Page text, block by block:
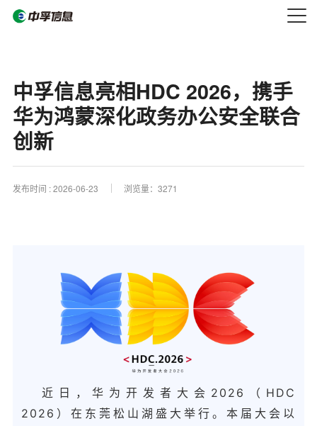
中孚信息亮相HDC 2026，携手
华为鸿蒙深化政务办公安全联合
创新
发布时间 :2026-06-23 浏览量：3271
近日，华为开发者大会2026（HDC
2026）在东莞松山湖盛大举行。本届大会以